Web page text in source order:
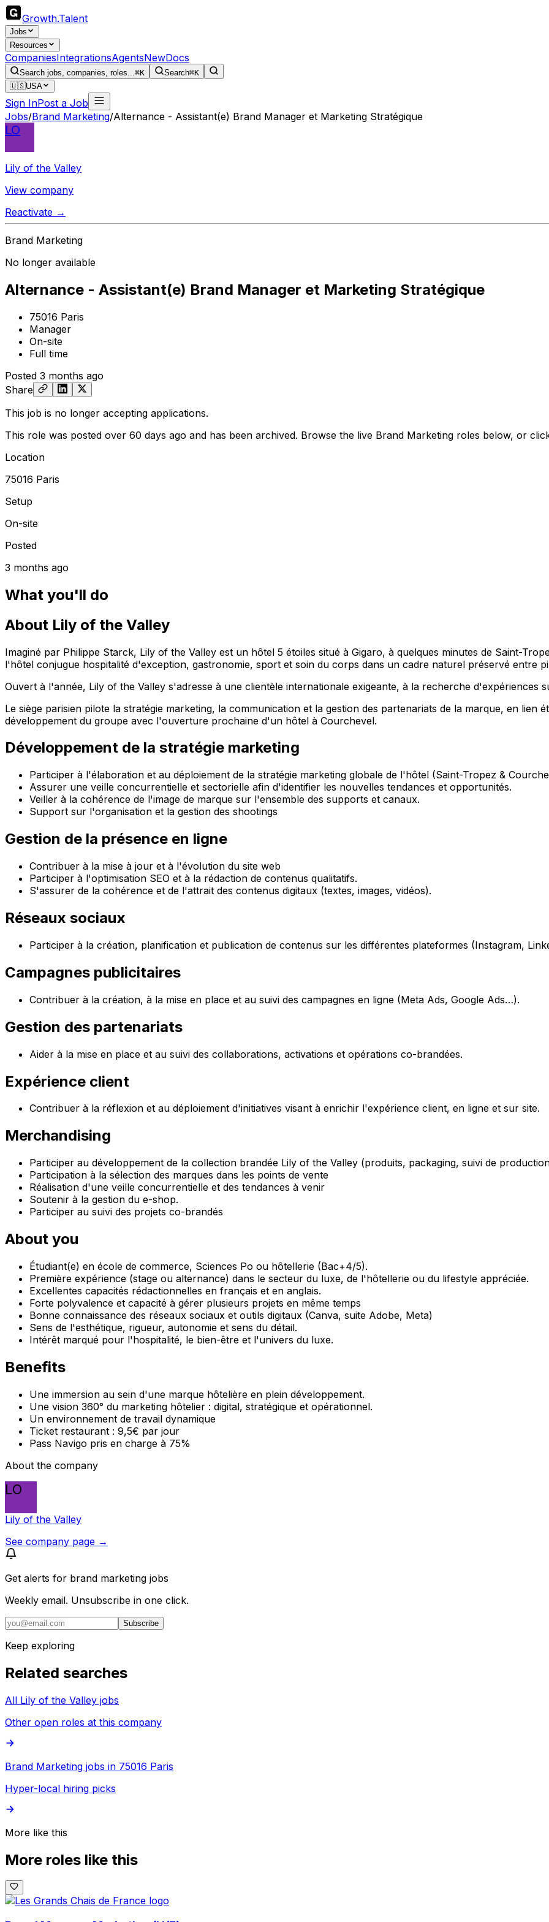
Growth.Talent
Jobs
Resources
CompaniesIntegrationsAgentsNewDocs
Search jobs, companies, roles...⌘K Search⌘K
🇺🇸USA
Sign InPost a Job
Jobs/Brand Marketing/Alternance - Assistant(e) Brand Manager et Marketing Stratégique
LO
Lily of the Valley
View company
Reactivate →
Brand Marketing
No longer available
Alternance - Assistant(e) Brand Manager et Marketing Stratégique
75016 Paris
Manager
On-site
Full time
Posted 3 months ago
Share
This job is no longer accepting applications.
This role was posted over 60 days ago and has been archived. Browse the live Brand Marketing roles below, or
Location
75016 Paris
Setup
On-site
Posted
3 months ago
What you'll do
About Lily of the Valley
Imaginé par Philippe Starck, Lily of the Valley est un hôtel 5 étoiles situé à Gigaro, à quelques minutes de Saint-
l'hôtel conjugue hospitalité d'exception, gastronomie, sport et soin du corps dans un cadre naturel préservé entre
Ouvert à l'année, Lily of the Valley s'adresse à une clientèle internationale exigeante, à la recherche d'expériences
Le siège parisien pilote la stratégie marketing, la communication et la gestion des partenariats de la marque, en lien
développement du groupe avec l'ouverture prochaine d'un hôtel à Courchevel.
Développement de la stratégie marketing
Participer à l'élaboration et au déploiement de la stratégie marketing globale de l'hôtel (Saint-Tropez &
Assurer une veille concurrentielle et sectorielle afin d'identifier les nouvelles tendances et opportunités.
Veiller à la cohérence de l'image de marque sur l'ensemble des supports et canaux.
Support sur l'organisation et la gestion des shootings
Gestion de la présence en ligne
Contribuer à la mise à jour et à l'évolution du site web
Participer à l'optimisation SEO et à la rédaction de contenus qualitatifs.
S'assurer de la cohérence et de l'attrait des contenus digitaux (textes, images, vidéos).
Réseaux sociaux
Participer à la création, planification et publication de contenus sur les différentes plateformes (Instagram,
Campagnes publicitaires
Contribuer à la création, à la mise en place et au suivi des campagnes en ligne (Meta Ads, Google Ads…).
Gestion des partenariats
Aider à la mise en place et au suivi des collaborations, activations et opérations co-brandées.
Expérience client
Contribuer à la réflexion et au déploiement d'initiatives visant à enrichir l'expérience client, en ligne et sur site.
Merchandising
Participer au développement de la collection brandée Lily of the Valley (produits, packaging, suivi de
Participation à la sélection des marques dans les points de vente
Réalisation d'une veille concurrentielle et des tendances à venir
Soutenir à la gestion du e-shop.
Participer au suivi des projets co-brandés
About you
Étudiant(e) en école de commerce, Sciences Po ou hôtellerie (Bac+4/5).
Première expérience (stage ou alternance) dans le secteur du luxe, de l'hôtellerie ou du lifestyle appréciée.
Excellentes capacités rédactionnelles en français et en anglais.
Forte polyvalence et capacité à gérer plusieurs projets en même temps
Bonne connaissance des réseaux sociaux et outils digitaux (Canva, suite Adobe, Meta)
Sens de l'esthétique, rigueur, autonomie et sens du détail.
Intérêt marqué pour l'hospitalité, le bien-être et l'univers du luxe.
Benefits
Une immersion au sein d'une marque hôtelière en plein développement.
Une vision 360° du marketing hôtelier : digital, stratégique et opérationnel.
Un environnement de travail dynamique
Ticket restaurant : 9,5€ par jour
Pass Navigo pris en charge à 75%
About the company
LO
Lily of the Valley
See company page →
Get alerts for brand marketing jobs
Weekly email. Unsubscribe in one click.
Subscribe
Keep exploring
Related searches
All Lily of the Valley jobs
Other open roles at this company
Brand Marketing jobs in 75016 Paris
Hyper-local hiring picks
More like this
More roles like this